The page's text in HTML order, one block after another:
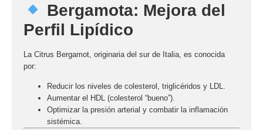
Bergamota: Mejora del
Perfil Lipídico
La Citrus Bergamot , originaria del sur de Italia, es conocida
por:
Reducir los niveles de colesterol , triglicéridos y LDL.
Aumentar el HDL (colesterol “bueno”).
Optimizar la presión arterial y combatir la inflamación
sistémica.